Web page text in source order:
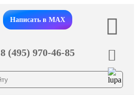
Написать в MAX
8 (495) 970-46-85